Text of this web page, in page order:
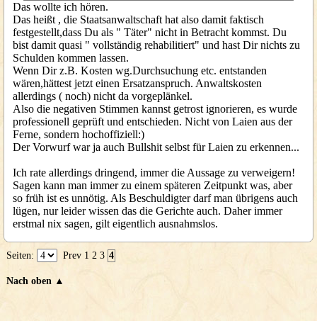
Das wollte ich hören.
Das heißt , die Staatsanwaltschaft hat also damit faktisch
festgestellt,dass Du als " Täter" nicht in Betracht kommst. Du
bist damit quasi " vollständig rehabilitiert" und hast Dir nichts zu
Schulden kommen lassen.
Wenn Dir z.B. Kosten wg.Durchsuchung etc. entstanden
wären,hättest jetzt einen Ersatzanspruch. Anwaltskosten
allerdings ( noch) nicht da vorgeplänkel.
Also die negativen Stimmen kannst getrost ignorieren, es wurde
professionell geprüft und entschieden. Nicht von Laien aus der
Ferne, sondern hochoffiziell:)
Der Vorwurf war ja auch Bullshit selbst für Laien zu erkennen...
Ich rate allerdings dringend, immer die Aussage zu verweigern!
Sagen kann man immer zu einem späteren Zeitpunkt was, aber
so früh ist es unnötig. Als Beschuldigter darf man übrigens auch
lügen, nur leider wissen das die Gerichte auch. Daher immer
erstmal nix sagen, gilt eigentlich ausnahmslos.
Seiten: Prev 1 2 3 4
Nach oben ▲